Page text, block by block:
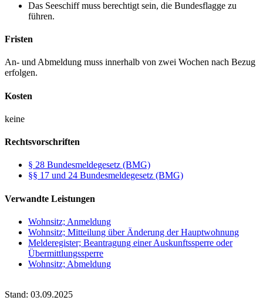
Das Seeschiff muss berechtigt sein, die Bundesflagge zu
führen.
Fristen
An- und Abmeldung muss innerhalb von zwei Wochen nach Bezug
erfolgen.
Kosten
keine
Rechtsvorschriften
§ 28 Bundesmeldegesetz (BMG)
§§ 17 und 24 Bundesmeldegesetz (BMG)
Verwandte Leistungen
Wohnsitz; Anmeldung
Wohnsitz; Mitteilung über Änderung der Hauptwohnung
Melderegister; Beantragung einer Auskunftssperre oder
Übermittlungssperre
Wohnsitz; Abmeldung
Stand: 03.09.2025